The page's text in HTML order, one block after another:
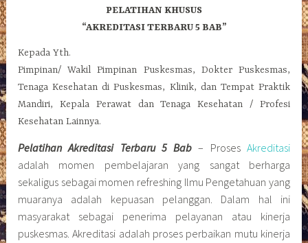
PELATIHAN KHUSUS
“AKREDITASI TERBARU 5 BAB”
Kepada Yth.
Pimpinan/ Wakil Pimpinan Puskesmas, Dokter Puskesmas,
Tenaga Kesehatan di Puskesmas, Klinik, dan Tempat Praktik
Mandiri, Kepala Perawat dan Tenaga Kesehatan / Profesi
Kesehatan Lainnya.
Pelatihan Akreditasi Terbaru 5 Bab – Proses Akreditasi
adalah momen pembelajaran yang sangat berharga
sekaligus sebagai momen refreshing Ilmu Pengetahuan yang
muaranya adalah kepuasan pelanggan. Dalam hal ini
masyarakat sebagai penerima pelayanan atau kinerja
puskesmas. Akreditasi adalah proses perbaikan mutu kinerja